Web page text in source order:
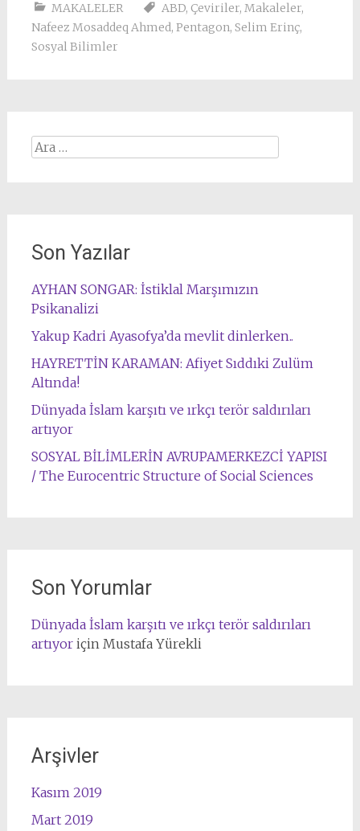
MAKALELER ABD, Çeviriler, Makaleler,
Nafeez Mosaddeq Ahmed, Pentagon, Selim Erinç,
Sosyal Bilimler
Arama:
Son Yazılar
AYHAN SONGAR: İstiklal Marşımızın
Psikanalizi
Yakup Kadri Ayasofya’da mevlit dinlerken..
HAYRETTİN KARAMAN: Afiyet Sıddıki Zulüm
Altında!
Dünyada İslam karşıtı ve ırkçı terör saldırıları
artıyor
SOSYAL BİLİMLERİN AVRUPAMERKEZCİ YAPISI
/ The Eurocentric Structure of Social Sciences
Son Yorumlar
Dünyada İslam karşıtı ve ırkçı terör saldırıları
artıyoriçin Mustafa Yürekli
Arşivler
Kasım 2019
Mart 2019